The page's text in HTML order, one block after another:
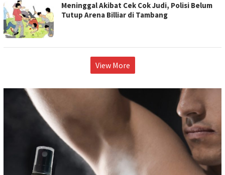
Meninggal Akibat Cek Cok Judi, Polisi Belum
Tutup Arena Billiar di Tambang
View More